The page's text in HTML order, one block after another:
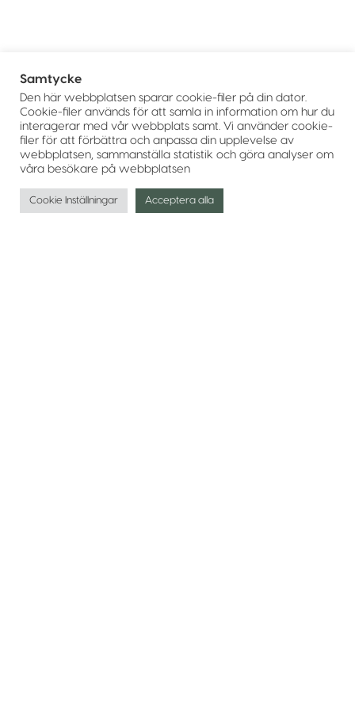
Samtycke
Den här webbplatsen sparar cookie-filer på din dator.
Cookie-filer används för att samla in information om hur du
interagerar med vår webbplats samt. Vi använder cookie-
filer för att förbättra och anpassa din upplevelse av
webbplatsen, sammanställa statistik och göra analyser om
våra besökare på webbplatsen
Cookie Inställningar Acceptera alla